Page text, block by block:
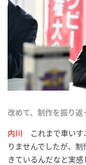
改めて、制作を振り返
内川 これまで車いす
りませんでしたが、
きているんだなと実感